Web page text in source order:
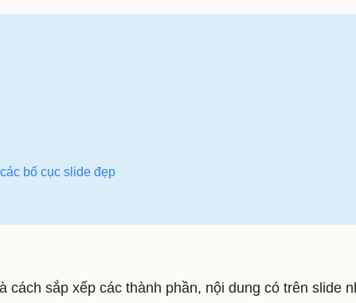
bố cục slide đẹp
cách sắp xếp các thành phần, nội dung có trên slide